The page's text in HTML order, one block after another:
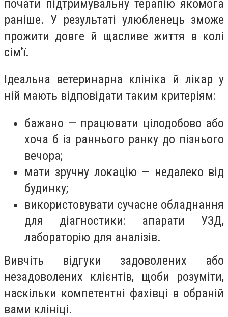
почати підтримувальну терапію якомога
раніше. У результаті улюбленець зможе
прожити довге й щасливе життя в колі
сім'ї.
Ідеальна ветеринарна клініка й лікар у
ній мають відповідати таким критеріям:
бажано — працювати цілодобово або
хоча б із раннього ранку до пізнього
вечора;
мати зручну локацію — недалеко від
будинку;
використовувати сучасне обладнання
для діагностики: апарати УЗД,
лабораторію для аналізів.
Вивчіть відгуки задоволених або
незадоволених клієнтів, щоби розуміти,
наскільки компетентні фахівці в обраній
вами клініці.